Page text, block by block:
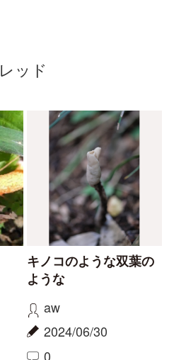
北海道登別市で大量発
生
non1219
2021/06/12
ヒロメノトガリアミガサ